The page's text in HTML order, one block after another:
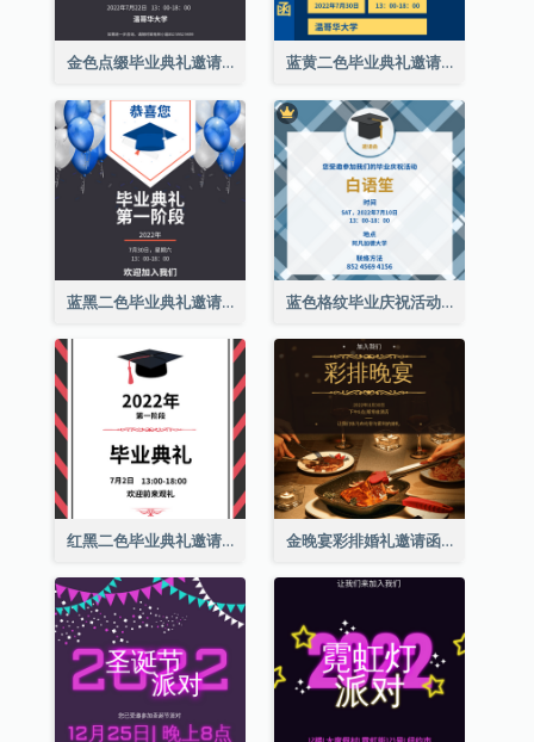
金色点缀毕业典礼邀请函 蓝黄二色毕业典礼邀请函
蓝黑二色毕业典礼邀请函 蓝色格纹毕业庆祝活动邀请函
红黑二色毕业典礼邀请函 金晚宴彩排婚礼邀请函